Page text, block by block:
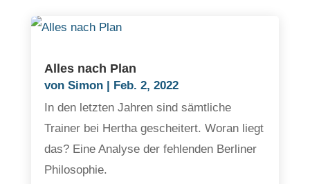
Alles nach Plan
von Simon| Feb. 2, 2022
In den letzten Jahren sind sämtliche
Trainer bei Hertha gescheitert. Woran liegt
das? Eine Analyse der fehlenden Berliner
Philosophie.